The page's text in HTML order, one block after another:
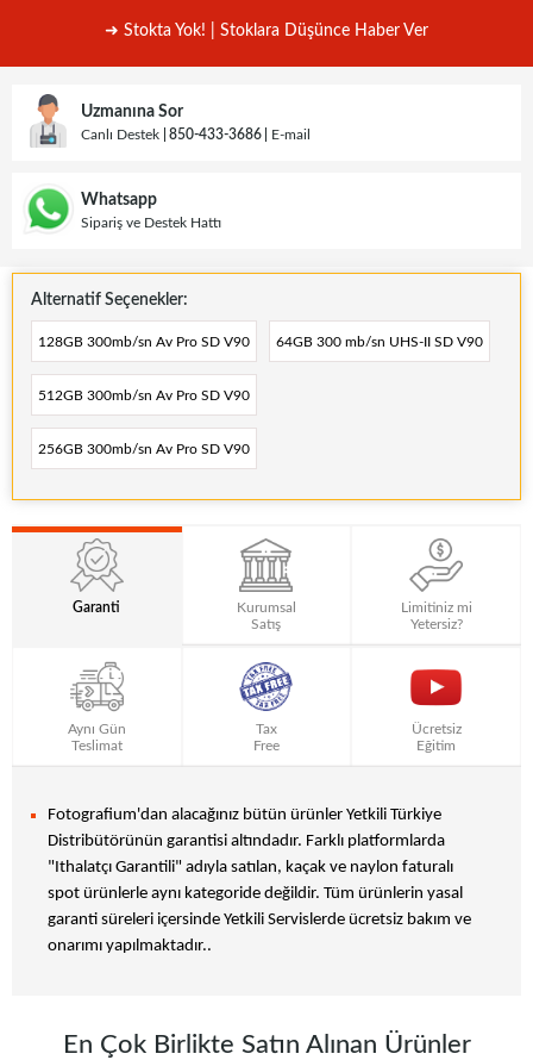
➜ Stokta Yok! | Stoklara Düşünce Haber Ver
Uzmanına Sor
Canlı Destek 850-433-3686 E-mail
Whatsapp
Sipariş ve Destek Hattı
Alternatif Seçenekler:
128GB 300mb/sn Av Pro SD V90 64GB 300 mb/sn UHS-II SD V90
512GB 300mb/sn Av Pro SD V90
256GB 300mb/sn Av Pro SD V90
Garanti
Kurumsal
Satış
Limitiniz mi
Yetersiz?
Aynı Gün
Teslimat
Tax
Free
Ücretsiz
Eğitim
Fotografium'dan alacağınız bütün ürünler Yetkili Türkiye
Distribütörünün garantisi altındadır. Farklı platformlarda
"Ithalatçı Garantili" adıyla satılan, kaçak ve naylon faturalı
spot ürünlerle aynı kategoride değildir. Tüm ürünlerin yasal
garanti süreleri içersinde Yetkili Servislerde ücretsiz bakım ve
onarımı yapılmaktadır..
En Çok Birlikte Satın Alınan Ürünler